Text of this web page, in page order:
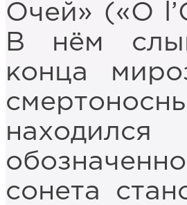
Очей» («O
В нём
конца
сонета